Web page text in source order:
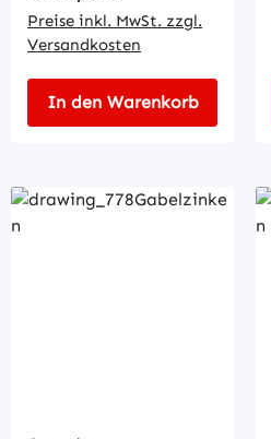
Preise inkl. MwSt. zzgl.
Versandkosten
In den Warenkorb